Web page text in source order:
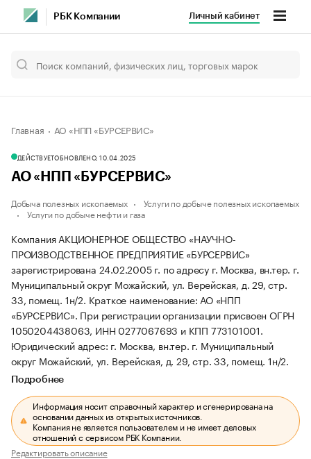
РБК Компании Личный кабинет
Главная АО «НПП «БУРСЕРВИС»
ДЕЙСТВУЕТОБНОВЛЕНО, 10.04.2025
АО «НПП «БУРСЕРВИС»
Добыча полезных ископаемых
Услуги по добыче полезных ископаемых
Услуги по добыче нефти и газа
Компания АКЦИОНЕРНОЕ ОБЩЕСТВО «НАУЧНО-
ПРОИЗВОДСТВЕННОЕ ПРЕДПРИЯТИЕ «БУРСЕРВИС»
зарегистрирована 24.02.2005 г. по адресу г. Москва, вн.тер. г.
Муниципальный округ Можайский, ул. Верейская, д. 29, стр.
33, помещ. 1н/2. Краткое наименование: АО «НПП
«БУРСЕРВИС». При регистрации организации присвоен ОГРН
1050204438063, ИНН 0277067693 и КПП 773101001.
Юридический адрес: г. Москва, вн.тер. г. Муниципальный
округ Можайский, ул. Верейская, д. 29, стр. 33, помещ. 1н/2.
Подробнее
Информация носит справочный характер и сгенерирована на
основании данных из открытых источников.
Компания не является пользователем и не имеет деловых
отношений с сервисом РБК Компании.
Редактировать описание